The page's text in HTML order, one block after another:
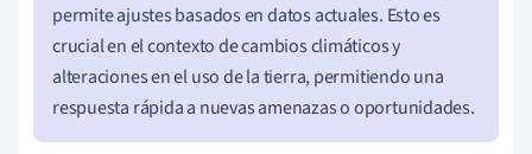
permite ajustes basados en datos actuales. Esto es
crucial en el contexto de cambios climáticos y
alteraciones en el uso de la tierra, permitiendo una
respuesta rápida a nuevas amenazas o oportunidades.